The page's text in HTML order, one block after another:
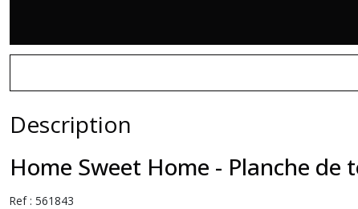
Description
Home Sweet Home - Planche de
Ref : 561843